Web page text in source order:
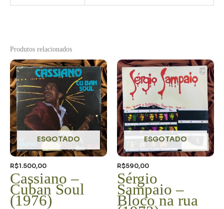
Produtos relacionados
ESGOTADO
R$1.500,00
Cassiano –
Cuban Soul
(1976)
ESGOTADO
R$590,00
Sérgio
Sampaio –
Bloco na rua